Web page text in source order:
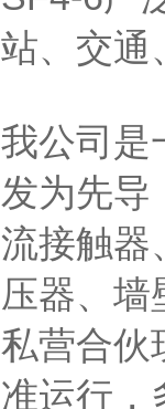
站、交通
我公司是
发为先导
流接触器
压器、墙
私营合伙
准运行，